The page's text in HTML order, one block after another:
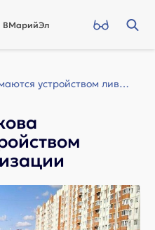
ВМарийЭл
На улице Чернякова занимаются устройством ливневой канализации